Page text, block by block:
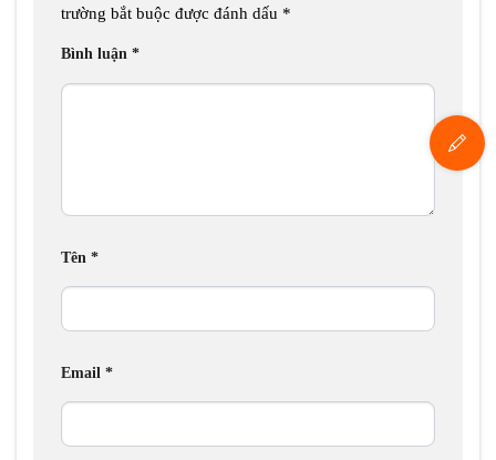
trường bắt buộc được đánh dấu *
Bình luận *
Tên *
Email *